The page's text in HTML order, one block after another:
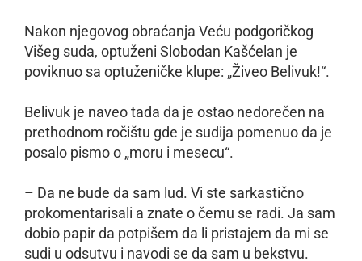
Nakon njegovog obraćanja Veću podgoričkog
Višeg suda, optuženi Slobodan Kašćelan je
poviknuo sa optuženičke klupe: „Živeo Belivuk!“.
Belivuk je naveo tada da je ostao nedorečen na
prethodnom ročištu gde je sudija pomenuo da je
posalo pismo o „moru i mesecu“.
– Da ne bude da sam lud. Vi ste sarkastično
prokomentarisali a znate o čemu se radi. Ja sam
dobio papir da potpišem da li pristajem da mi se
sudi u odsutvu i navodi se da sam u bekstvu.